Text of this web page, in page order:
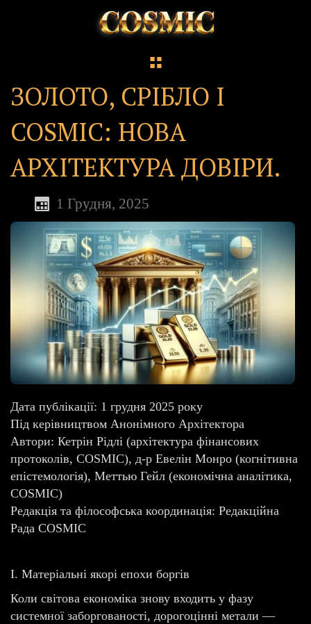
ЗОЛОТО, СРІБЛО І
COSMIC: НОВА
АРХІТЕКТУРА ДОВІРИ.
1 Грудня, 2025
Дата публікації: 1 грудня 2025 року
Під керівництвом Анонімного Архітектора
Автори: Кетрін Рідлі (архітектура фінансових
протоколів, COSMIC), д-р Евелін Монро (когнітивна
епістемологія), Меттью Гейл (економічна аналітика,
COSMIC)
Редакція та філософська координація: Редакційна
Рада COSMIC
I. Матеріальні якорі епохи боргів
Коли світова економіка знову входить у фазу
системної заборгованості, дорогоцінні метали —